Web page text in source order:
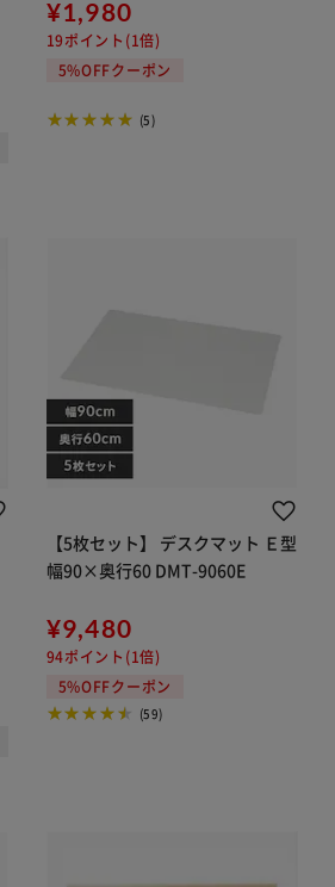
¥1,980
19ポイント(1倍)
5%OFFクーポン
(5)
【5枚セット】 デスクマット Ｅ型
幅90×奥行60 DMT-9060E
¥9,480
94ポイント(1倍)
5%OFFクーポン
(59)